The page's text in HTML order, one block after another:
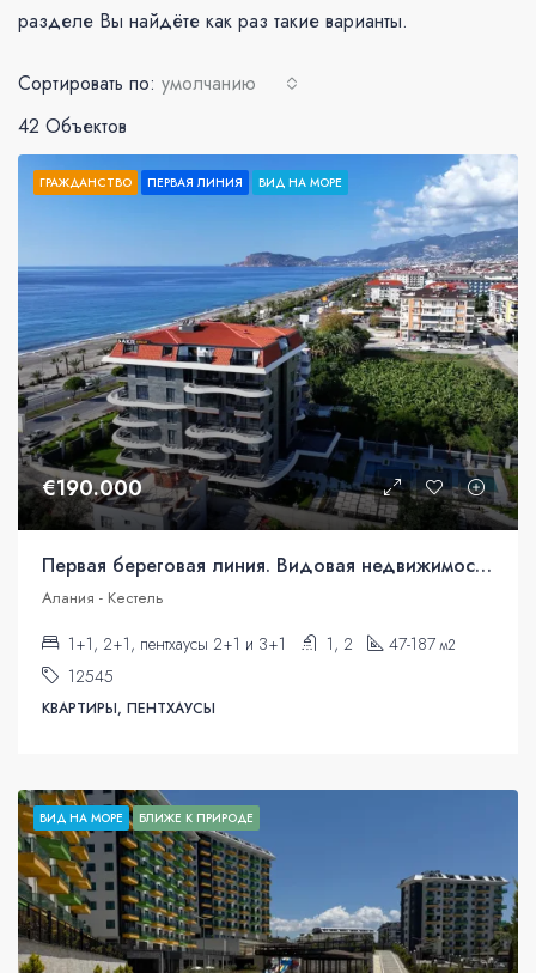
разделе Вы найдёте как раз такие варианты.
42 Объектов
Сортировать по: умолчанию
ГРАЖДАНСТВО ПЕРВАЯ ЛИНИЯ ВИД НА МОРЕ
€190.000
Первая береговая линия. Видовая недвижимость под гражданство
Алания - Кестель
1+1, 2+1, пентхаусы 2+1 и 3+1 1, 2 47-187 м2
12545
КВАРТИРЫ, ПЕНТХАУСЫ
ВИД НА МОРЕ БЛИЖЕ К ПРИРОДЕ